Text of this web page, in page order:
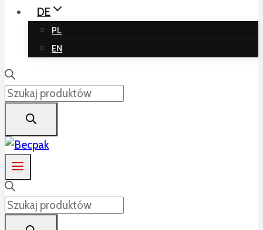
DE
PL
EN
Products
search
Products
search